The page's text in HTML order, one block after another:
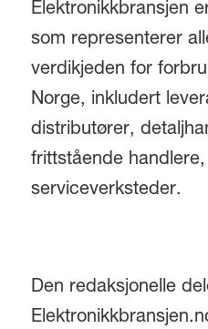
Elektronikkbransjen
som representerer
verdikjeden for
Norge, inkludert
distributører,
frittstående
serviceverksteder.
Den redaksjonelle